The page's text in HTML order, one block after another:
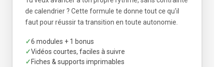
de calendrier ? Cette formule te donne tout ce qu'il
faut pour réussir ta transition en toute autonomie.
✓6 modules + 1 bonus
✓Vidéos courtes, faciles à suivre
✓ Fiches & supports imprimables